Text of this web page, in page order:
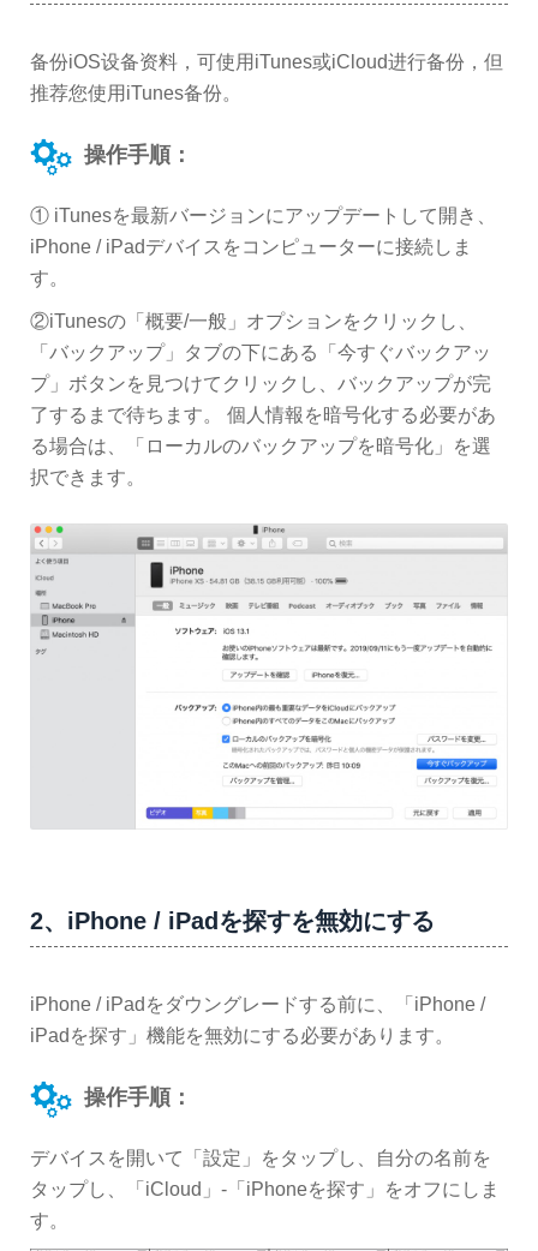
备份iOS设备资料，可使用iTunes或iCloud进行备份，但
推荐您使用iTunes备份。
操作手順：
① iTunesを最新バージョンにアップデートして開き、
iPhone / iPadデバイスをコンピューターに接続しま
す。
②iTunesの「概要/一般」オプションをクリックし、
「バックアップ」タブの下にある「今すぐバックアッ
プ」ボタンを見つけてクリックし、バックアップが完
了するまで待ちます。 個人情報を暗号化する必要があ
る場合は、「ローカルのバックアップを暗号化」を選
択できます。
2、iPhone / iPadを探すを無効にする
iPhone / iPadをダウングレードする前に、「iPhone /
iPadを探す」機能を無効にする必要があります。
操作手順：
デバイスを開いて「設定」をタップし、自分の名前を
タップし、「iCloud」-「iPhoneを探す」をオフにしま
す。